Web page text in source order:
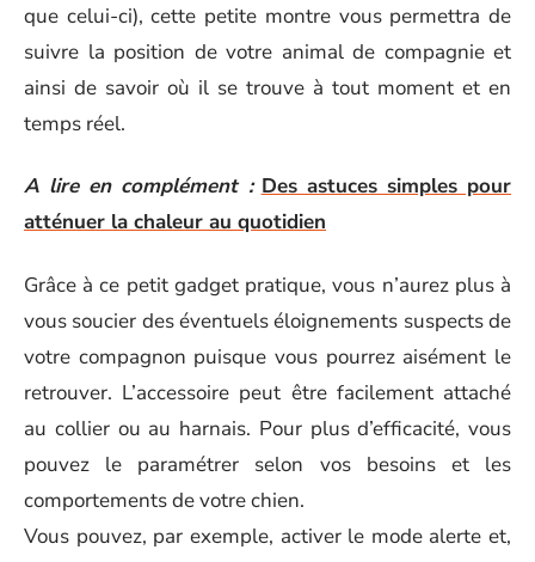
que celui-ci), cette petite montre vous permettra de
suivre la position de votre animal de compagnie et
ainsi de savoir où il se trouve à tout moment et en
temps réel.
A lire en complément : Des astuces simples pour
atténuer la chaleur au quotidien
Grâce à ce petit gadget pratique, vous n’aurez plus à
vous soucier des éventuels éloignements suspects de
votre compagnon puisque vous pourrez aisément le
retrouver. L’accessoire peut être facilement attaché
au collier ou au harnais. Pour plus d’efficacité, vous
pouvez le paramétrer selon vos besoins et les
comportements de votre chien.
Vous pouvez, par exemple, activer le mode alerte et,